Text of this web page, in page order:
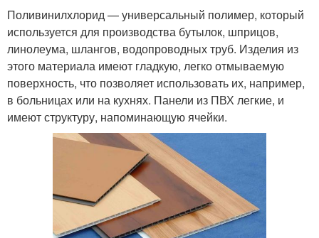
Поливинилхлорид — универсальный полимер, который
используется для производства бутылок, шприцов,
линолеума, шлангов, водопроводных труб. Изделия из
этого материала имеют гладкую, легко отмываемую
поверхность, что позволяет использовать их, например,
в больницах или на кухнях. Панели из ПВХ легкие, и
имеют структуру, напоминающую ячейки.